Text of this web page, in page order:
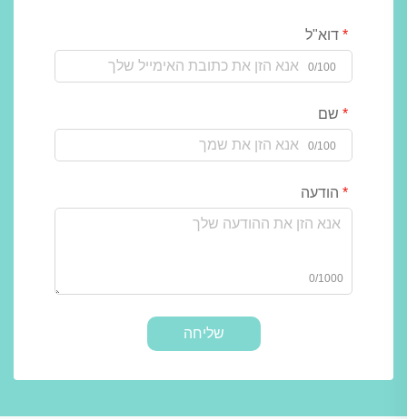
דוא"ל
0/100
שם
0/100
הודעה
0/1000
שליחה